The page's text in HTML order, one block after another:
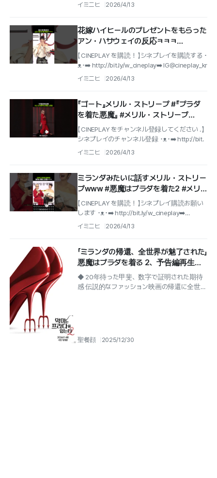
イミニヒ 2026/4/13
花嫁ハイヒールのプレゼントをもらった
アン・ハサウェイの反応ㅋㅋㅋ
#annehathaway #プラダを着た悪魔2
【 CINEPLAY を購読！ 】シネプレイを購読する ･
ᴥ･➡️ http://bit.ly/w_cineplay➡️ IG@cineplay_kr
イミニヒ 2026/4/13
『ゴート』メリル・ストリープ #『プラダ
を着た悪魔』 #メリル・ストリープ
#merylstreep
【 CINEPLAY をチャンネル登録してください . 】
シネプレイのチャンネル登録 ･ᴥ･➡️ http://bit.
イミニヒ 2026/4/13
ミランダみたいに話すメリル・ストリー
プwww #悪魔はプラダを着た2 #メリ
ル・ストリープ #アン・ハサウェイ
【 CINEPLAY を購読！ 】シネプレイ購読お願い
します ･ᴥ･➡️ http://bit.ly/w_cineplay➡️
IG@cineplay_kr
イミニヒ 2026/4/13
「ミランダの帰還、全世界が魅了された」
悪魔はプラダを着る 2、予告編再生回
数1億8千万ビュー爆発
◆ 20年待った甲斐、数字で証明された期待
感 伝説的なファッション映画の帰還に全世界
聖餐顔 2025/12/30